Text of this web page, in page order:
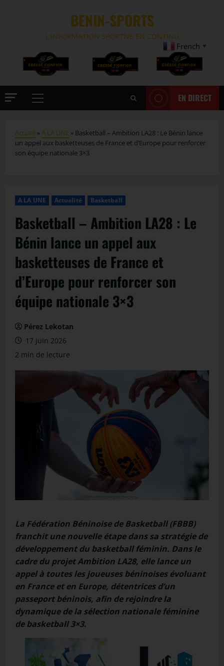
BENIN-SPORTS
L'INFORMATION SPORTIVE EN CONTINU
French ▼
EN DIRECT
Accueil »A LA UNE » Basketball – Ambition LA28 : Le Bénin lance
un appel aux basketteuses de France et d’Europe pour renforcer
son équipe nationale 3×3
A LA UNE Actualité Basketball
Basketball – Ambition LA28 : Le
Bénin lance un appel aux
basketteuses de France et
d’Europe pour renforcer son
équipe nationale 3×3
Pérez Lekotan
17 juin 2026
2 min de lecture
La Fédération Béninoise de Basketball (FBBB)
franchit une nouvelle étape dans sa stratégie de
développement du basketball féminin. Dans le
cadre du projet Ambition LA28, elle lance un
appel à toutes les joueuses béninoises évoluant
en France et en Europe, détentrices d’un
passeport béninois, afin de rejoindre la
dynamique de la sélection nationale féminine
de basketball 3×3.